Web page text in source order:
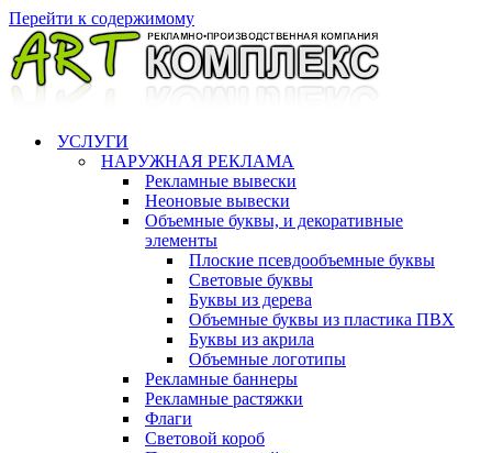
Перейти к содержимому
УСЛУГИ
НАРУЖНАЯ РЕКЛАМА
Рекламные вывески
Неоновые вывески
Объемные буквы, и декоративные
элементы
Плоские псевдообъемные буквы
Световые буквы
Буквы из дерева
Объемные буквы из пластика ПВХ
Буквы из акрила
Объемные логотипы
Рекламные баннеры
Рекламные растяжки
Флаги
Световой короб